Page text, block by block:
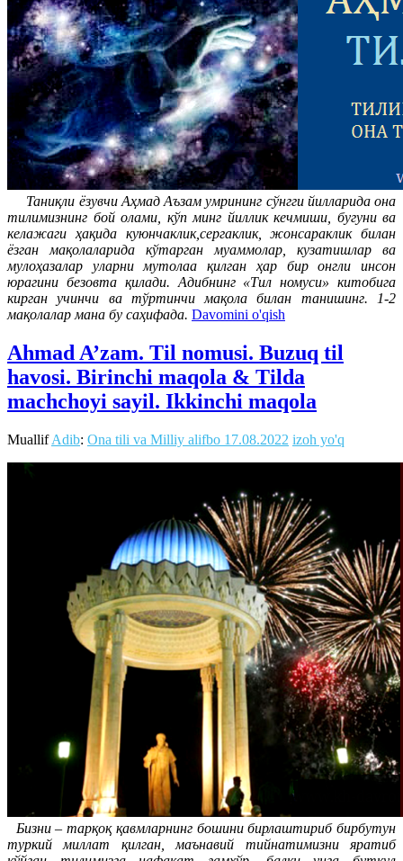
Таниқли ёзувчи Аҳмад Аъзам умрининг сўнгги йилларида она
тилимизнинг бой олами, кўп минг йиллик кечмиши, бугуни ва
келажаги ҳақида куюнчаклик,сергаклик, жонсараклик билан
ёзган мақолаларида кўтарган муаммолар, кузатишлар ва
мулоҳазалар уларни мутолаа қилган ҳар бир онгли инсон
юрагини безовта қилади. Адибнинг «Тил номуси» китобига
кирган учинчи ва тўртинчи мақола билан танишинг. 1-2
мақолалар мана бу саҳифада. Davomini o'qish
Ahmad A’zam. Til nomusi. Buzuq til
havosi. Birinchi maqola & Tilda
machchoyi sayil. Ikkinchi maqola
MuallifAdib: Ona tili va Milliy alifbo 17.08.2022 izoh yo'q
Бизни – тарқоқ қавмларнинг бошини бирлаштириб бирбутун
туркий миллат қилган, маънавий тийнатимизни яратиб